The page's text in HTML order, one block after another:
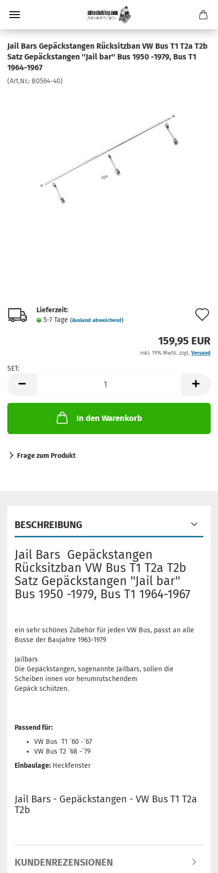
Jail Bars Gepäckstangen Rücksitzban VW Bus T1 T2a T2b
Satz Gepäckstangen ''Jail bar'' Bus 1950 -1979, Bus T1
1964-1967
(Art.Nr.: B0564-40)
Lieferzeit:
5-7 Tage (Ausland abweichend)
159,95 EUR
inkl. 19% MwSt. zzgl. Versand
SET:
In den Warenkorb
Frage zum Produkt
BESCHREIBUNG
Jail Bars Gepäckstangen
Rücksitzban VW Bus T1 T2a T2b
Satz Gepäckstangen ''Jail bar''
Bus 1950 -1979, Bus T1 1964-1967
ein sehr schönes Zubehör für jeden VW Bus, passt an alle
Busse der Baujahre 1963-1979
Jailbars
Die Gepäckstangen, sogenannte Jailbars, sollen die
Scheiben innen vor herumrutschendem
Gepäck schützen.
Passend für:
VW Bus T1 ´60 -´67
VW Bus T2 ´68 -´79
Einbaulage: Heckfenster
Jail Bars - Gepäckstangen - VW Bus T1 T2a
T2b
KUNDENREZENSIONEN